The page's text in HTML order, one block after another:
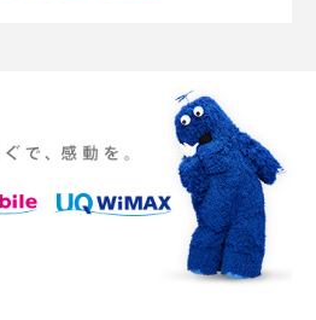
）の違いは？サイズやスペックを比較して解説
！スペック・機能の違いをわかりやすく紹介
！価格・サイズ・カメラ性能の違いを徹底解説
メラ・スペック・機能を徹底比較